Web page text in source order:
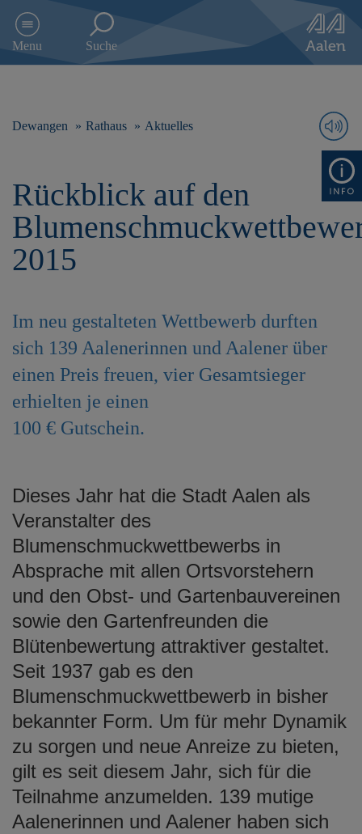
e
Menu Suche
Dewangen Rathaus Aktuelles
Rückblick auf den
2015
Im neu gestalteten Wettbewerb durften
sich 139 Aalenerinnen und Aalener über
einen Preis freuen, vier Gesamtsieger
erhielten je einen
100 € Gutschein.
Dieses Jahr hat die Stadt Aalen als
Veranstalter des
Blumenschmuckwettbewerbs in
Absprache mit allen Ortsvorstehern
und den Obst- und Gartenbauvereinen
sowie den Gartenfreunden die
Blütenbewertung attraktiver gestaltet.
Seit 1937 gab es den
Blumenschmuckwettbewerb in bisher
bekannter Form. Um für mehr Dynamik
zu sorgen und neue Anreize zu bieten,
gilt es seit diesem Jahr, sich für die
Teilnahme anzumelden. 139 mutige
Aalenerinnen und Aalener haben sich